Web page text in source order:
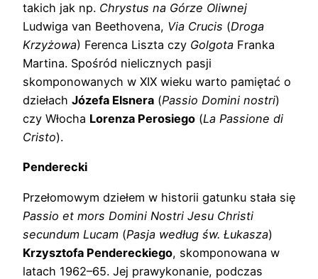
takich jak np. Chrystus na Górze Oliwnej
Ludwiga van Beethovena, Via Crucis (Droga
Krzyżowa) Ferenca Liszta czy Golgota Franka
Martina. Spośród nielicznych pasji
skomponowanych w XIX wieku warto pamiętać o
dziełach Józefa Elsnera (Passio Domini nostri)
czy Włocha Lorenza Perosiego (La Passione di
Cristo).
Penderecki
Przełomowym dziełem w historii gatunku stała się
Passio et mors Domini Nostri Jesu Christi
secundum Lucam (Pasja według św. Łukasza)
Krzysztofa Pendereckiego, skomponowana w
latach 1962–65. Jej prawykonanie, podczas